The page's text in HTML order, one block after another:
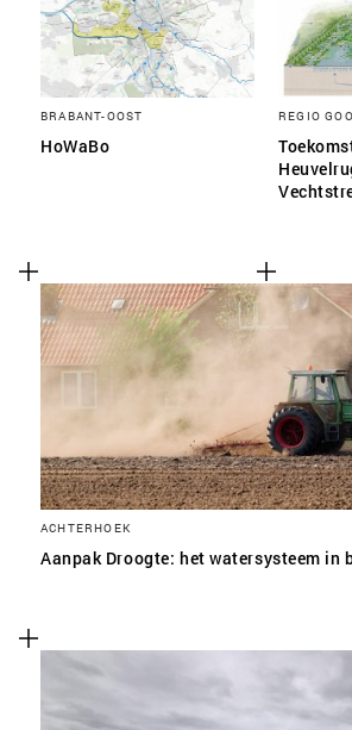
BRABANT-OOST
HoWaBo
REGIO
ACHTERHOEK
Aanpak Droogte: het watersysteem in